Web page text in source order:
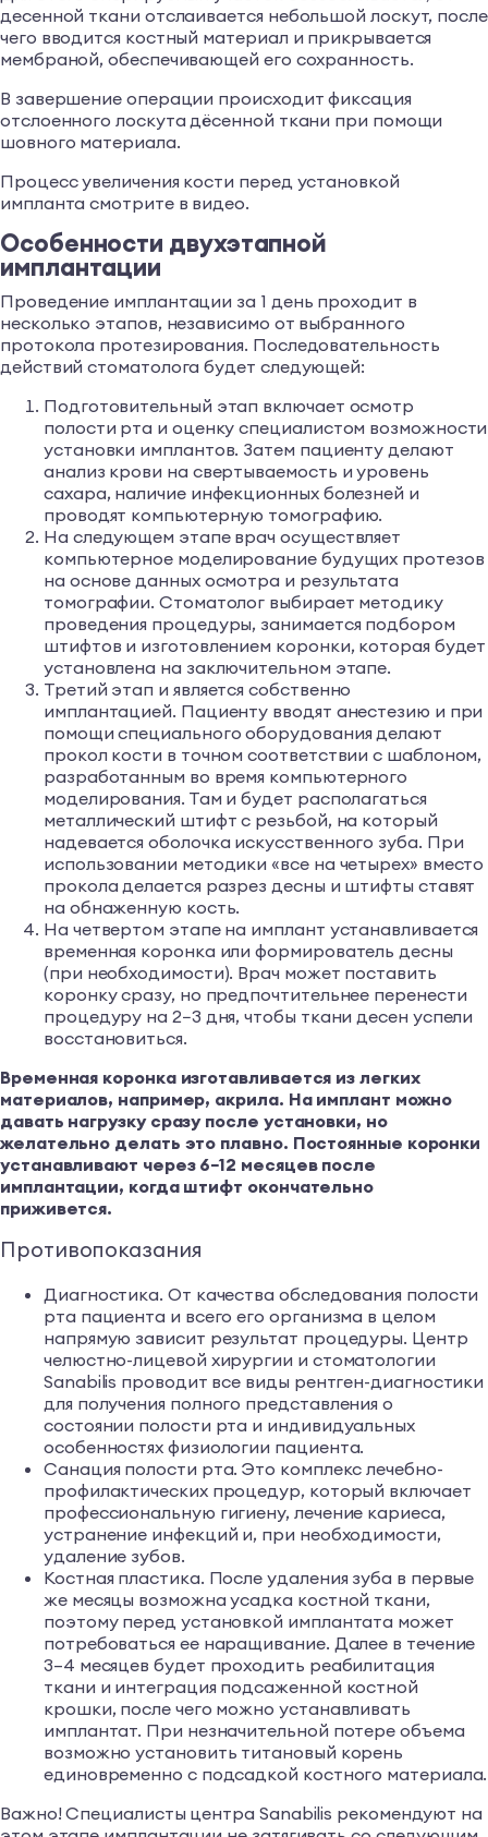
десенной ткани отслаивается небольшой лоскут, после
чего вводится костный материал и прикрывается
мембраной, обеспечивающей его сохранность.
В завершение операции происходит фиксация
отслоенного лоскута дёсенной ткани при помощи
шовного материала.
Процесс увеличения кости перед установкой
импланта смотрите в видео.
Особенности двухэтапной
имплантации
Проведение имплантации за 1 день проходит в
несколько этапов, независимо от выбранного
протокола протезирования. Последовательность
действий стоматолога будет следующей:
Подготовительный этап включает осмотр
полости рта и оценку специалистом возможности
установки имплантов. Затем пациенту делают
анализ крови на свертываемость и уровень
сахара, наличие инфекционных болезней и
проводят компьютерную томографию.
На следующем этапе врач осуществляет
компьютерное моделирование будущих протезов
на основе данных осмотра и результата
томографии. Стоматолог выбирает методику
проведения процедуры, занимается подбором
штифтов и изготовлением коронки, которая будет
установлена на заключительном этапе.
Третий этап и является собственно
имплантацией. Пациенту вводят анестезию и при
помощи специального оборудования делают
прокол кости в точном соответствии с шаблоном,
разработанным во время компьютерного
моделирования. Там и будет располагаться
металлический штифт с резьбой, на который
надевается оболочка искусственного зуба. При
использовании методики «все на четырех» вместо
прокола делается разрез десны и штифты ставят
на обнаженную кость.
На четвертом этапе на имплант устанавливается
временная коронка или формирователь десны
(при необходимости). Врач может поставить
коронку сразу, но предпочтительнее перенести
процедуру на 2−3 дня, чтобы ткани десен успели
восстановиться.
Временная коронка изготавливается из легких
материалов, например, акрила. На имплант можно
давать нагрузку сразу после установки, но
желательно делать это плавно. Постоянные коронки
устанавливают через 6−12 месяцев после
имплантации, когда штифт окончательно
приживется.
Противопоказания
Диагностика. От качества обследования полости
рта пациента и всего его организма в целом
напрямую зависит результат процедуры. Центр
челюстно-лицевой хирургии и стоматологии
Sanabilis проводит все виды рентген-диагностики
для получения полного представления о
состоянии полости рта и индивидуальных
особенностях физиологии пациента.
Санация полости рта. Это комплекс лечебно-
профилактических процедур, который включает
профессиональную гигиену, лечение кариеса,
устранение инфекций и, при необходимости,
удаление зубов.
Костная пластика. После удаления зуба в первые
же месяцы возможна усадка костной ткани,
поэтому перед установкой имплантата может
потребоваться ее наращивание. Далее в течение
3–4 месяцев будет проходить реабилитация
ткани и интеграция подсаженной костной
крошки, после чего можно устанавливать
имплантат. При незначительной потере объема
возможно установить титановый корень
единовременно с подсадкой костного материала.
Важно! Специалисты центра Sanabilis рекомендуют на